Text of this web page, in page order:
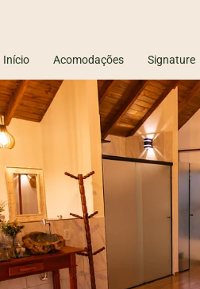
Início Acomodações Signature
Chalé
se hospedar
Mulher?
fim do verão?
Jordão? Descubra o destino
aumentando? Veja como reservar
no interior de SP.
e Maresias
ir pra frente (e como destravar isso